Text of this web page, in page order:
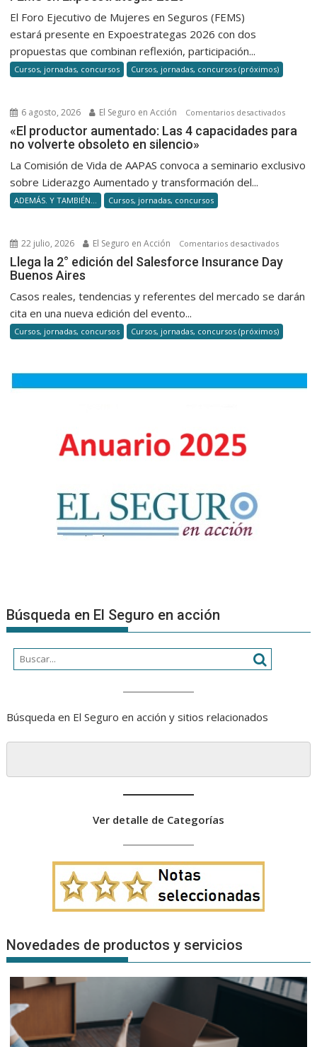
El Foro Ejecutivo de Mujeres en Seguros (FEMS)
estará presente en Expoestrategas 2026 con dos
propuestas que combinan reflexión, participación...
Cursos, jornadas, concursos Cursos, jornadas, concursos (próximos)
6 agosto, 2026 El Seguro en Acción Comentarios desactivadosen
«El
«El productor aumentado: Las 4 capacidades para
no volverte obsoleto en silencio»
La Comisión de Vida de AAPAS convoca a seminario exclusivo
sobre Liderazgo Aumentado y transformación del...
ADEMÁS. Y TAMBIÉN... Cursos, jornadas, concursos
22 julio, 2026 El Seguro en Acción Comentarios desactivadosen
Llega
Llega la 2° edición del Salesforce Insurance Day
Buenos Aires
Casos reales, tendencias y referentes del mercado se darán
cita en una nueva edición del evento...
Cursos, jornadas, concursos Cursos, jornadas, concursos (próximos)
Búsqueda en El Seguro en acción
Búsqueda en El Seguro en acción y sitios relacionados
Ver detalle de Categorías
Novedades de productos y servicios